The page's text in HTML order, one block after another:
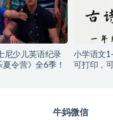
尼少儿英语纪录
令营》全6季！
小学语文
可打印，
牛妈微信